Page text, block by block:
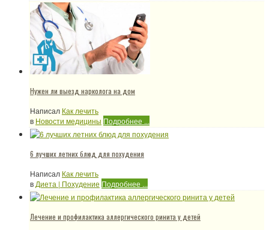
Нужен ли выезд нарколога на дом
Написал Как лечить
в Новости медицины Подробнее ...
6 лучших летних блюд для похудения
Написал Как лечить
в Диета | Похудение Подробнее ...
Лечение и профилактика аллергического ринита у детей